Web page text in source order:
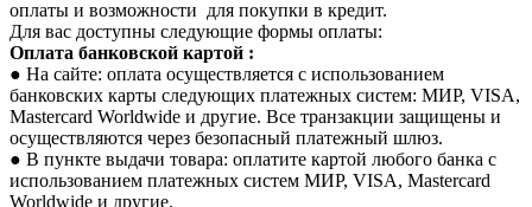
оплаты и возможности для покупки в кредит.
Для вас доступны следующие формы оплаты:
Оплата банковской картой :
● На сайте: оплата осуществляется с использованием
банковских карты следующих платежных систем: МИР, VISA,
Mastercard Worldwide и другие. Все транзакции защищены и
осуществляются через безопасный платежный шлюз.
● В пункте выдачи товара: оплатите картой любого банка с
использованием платежных систем МИР, VISA, Mastercard
Worldwide и другие.